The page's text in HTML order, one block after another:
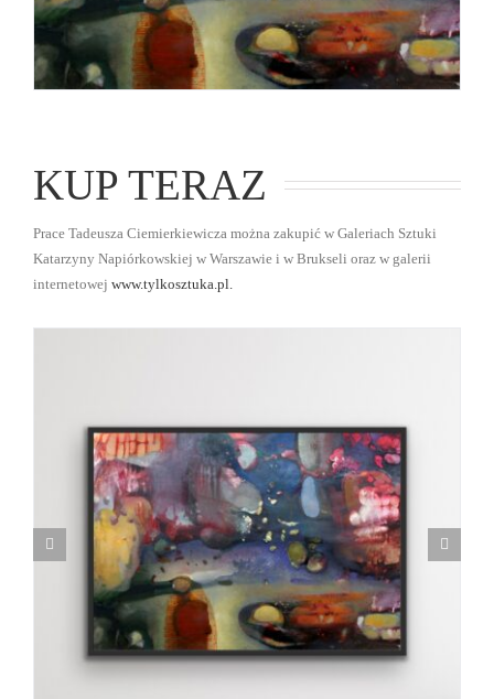
KUP TERAZ
Prace Tadeusza Ciemierkiewicza można zakupić w Galeriach Sztuki
Katarzyny Napiórkowskiej w Warszawie i w Brukseli oraz w galerii
internetowej www.tylkosztuka.pl.